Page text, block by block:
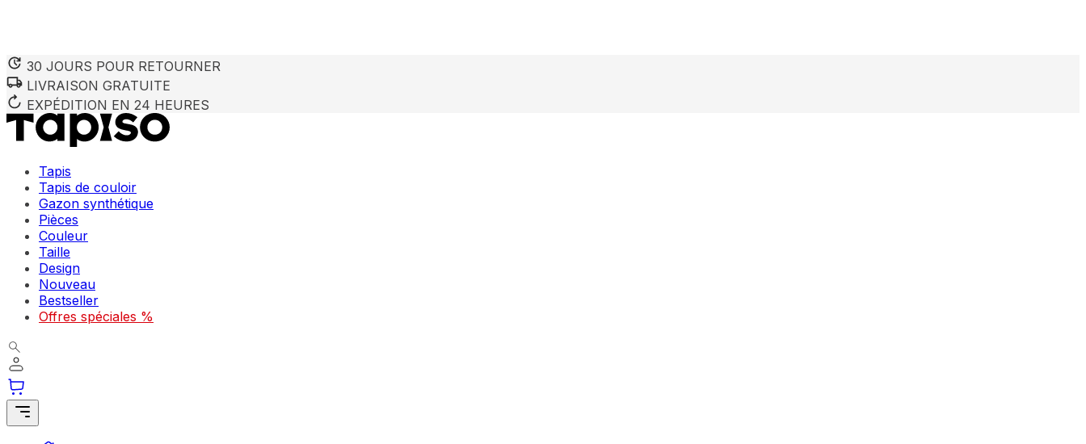
30 JOURS POUR RETOURNER
LIVRAISON GRATUITE
EXPÉDITION EN 24 HEURES
Tapis
Tapis de couloir
Gazon synthétique
Pièces
Couleur
Taille
Design
Nouveau
Bestseller
Offres spéciales %